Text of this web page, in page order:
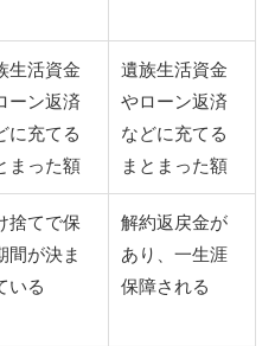
生活資金
ーン返済
に充てる
まった額
遺族生活資金
やローン返済
などに充てる
まとまった額
捨てで保
間が決ま
いる
解約返戻金が
あり、一生涯
保障される